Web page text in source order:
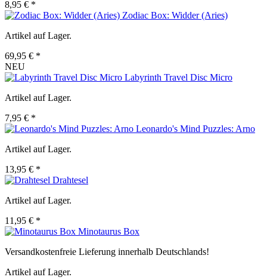
8,95 € *
Zodiac Box: Widder (Aries)
Artikel auf Lager.
69,95 € *
NEU
Labyrinth Travel Disc Micro
Artikel auf Lager.
7,95 € *
Leonardo's Mind Puzzles: Arno
Artikel auf Lager.
13,95 € *
Drahtesel
Artikel auf Lager.
11,95 € *
Minotaurus Box
Versandkostenfreie Lieferung innerhalb Deutschlands!
Artikel auf Lager.